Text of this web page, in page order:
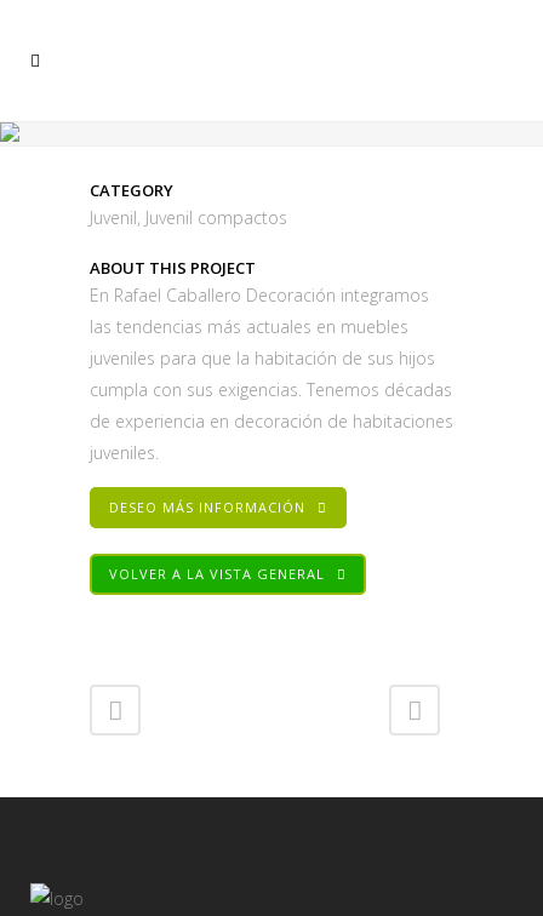
CATEGORY
Juvenil, Juvenil compactos
ABOUT THIS PROJECT
En Rafael Caballero Decoración integramos
las tendencias más actuales en muebles
juveniles para que la habitación de sus hijos
cumpla con sus exigencias. Tenemos décadas
de experiencia en decoración de habitaciones
juveniles.
DESEO MÁS INFORMACIÓN
VOLVER A LA VISTA GENERAL